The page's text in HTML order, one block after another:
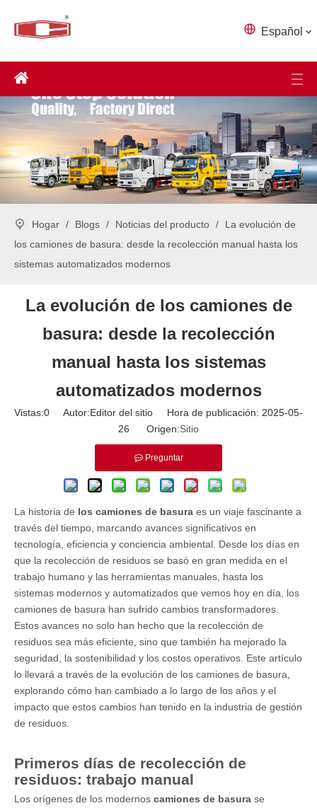
Español
Hogar / Blogs / Noticias del producto /
La evolución de
los camiones de basura: desde la recolección manual hasta los
sistemas automatizados modernos
La evolución de los camiones de
basura: desde la recolección
manual hasta los sistemas
automatizados modernos
Vistas:0 Autor:Editor del sitio Hora de publicación: 2025-05-
26 Origen:Sitio
Preguntar
La historia de los camiones de basura es un viaje fascinante a
través del tiempo, marcando avances significativos en
tecnología, eficiencia y conciencia ambiental. Desde los días en
que la recolección de residuos se basó en gran medida en el
trabajo humano y las herramientas manuales, hasta los
sistemas modernos y automatizados que vemos hoy en día, los
camiones de basura han sufrido cambios transformadores.
Estos avances no solo han hecho que la recolección de
residuos sea más eficiente, sino que también ha mejorado la
seguridad, la sostenibilidad y los costos operativos. Este artículo
lo llevará a través de la evolución de los camiones de basura,
explorando cómo han cambiado a lo largo de los años y el
impacto que estos cambios han tenido en la industria de gestión
de residuos.
Primeros días de recolección de
residuos: trabajo manual
Los orígenes de los modernos camiones de basura se